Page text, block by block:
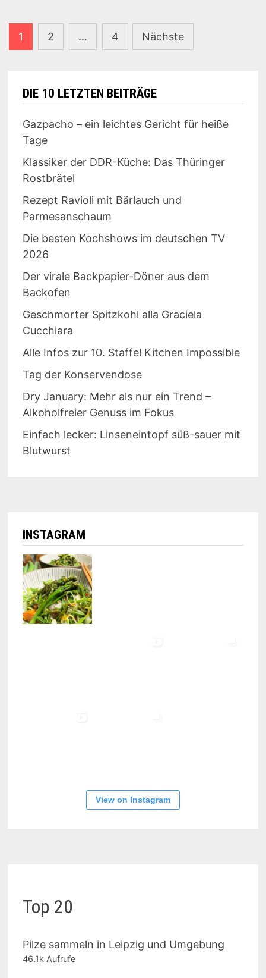
Seitennummerierung
der
1 2 … 4 Nächste
DIE 10 LETZTEN BEITRÄGE
Gazpacho – ein leichtes Gericht für heiße
Tage
Klassiker der DDR-Küche: Das Thüringer
Rostbrätel
Rezept Ravioli mit Bärlauch und
Parmesanschaum
Die besten Kochshows im deutschen TV
2026
Der virale Backpapier-Döner aus dem
Backofen
Geschmorter Spitzkohl alla Graciela
Cucchiara
Alle Infos zur 10. Staffel Kitchen Impossible
Tag der Konservendose
Dry January: Mehr als nur ein Trend –
Alkoholfreier Genuss im Fokus
Einfach lecker: Linseneintopf süß-sauer mit
Blutwurst
INSTAGRAM
View on Instagram
Top 20
Pilze sammeln in Leipzig und Umgebung
46.1k Aufrufe